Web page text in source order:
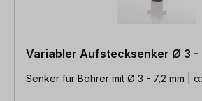
Variabler Aufstecksenker Ø 3 -
Senker für Bohrer mit Ø 3 - 7,2 mm |